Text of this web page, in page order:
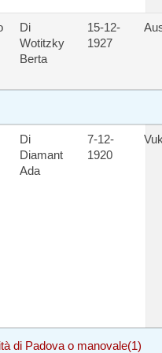
Di
Wotitzky
Berta
15-12-
1927
Di
Diamant
Ada
7-12-
1920
di Padova o manovale(1)